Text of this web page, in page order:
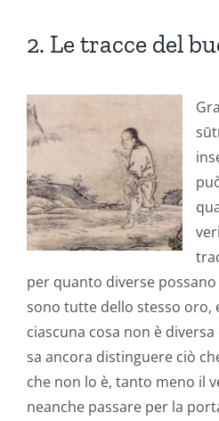
2. Le tracce del
per quanto diverse
sono tutte dello stesso oro,
ciascuna cosa non è
sa ancora distinguere ciò
che non lo è, tanto meno il
neanche passare per la